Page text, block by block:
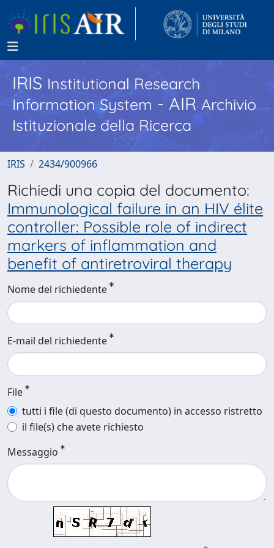
IRISInstitutional Research
Information System - AIR Archivio
Istituzionale della Ricerca
IRIS 2434/900966
Richiedi una copia del documento:
Immunological failure in an HIV élite
controller: Possible role of indirect
markers of inflammation and
benefit of antiretroviral therapy
Nome del richiedente
E-mail del richiedente
File
tutti i file (di questo documento) in accesso ristretto
il file(s) che avete richiesto
Messaggio